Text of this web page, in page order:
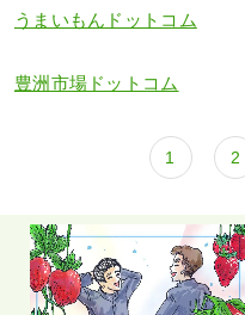
うまいもんドットコム
豊洲市場ドットコム
1 2